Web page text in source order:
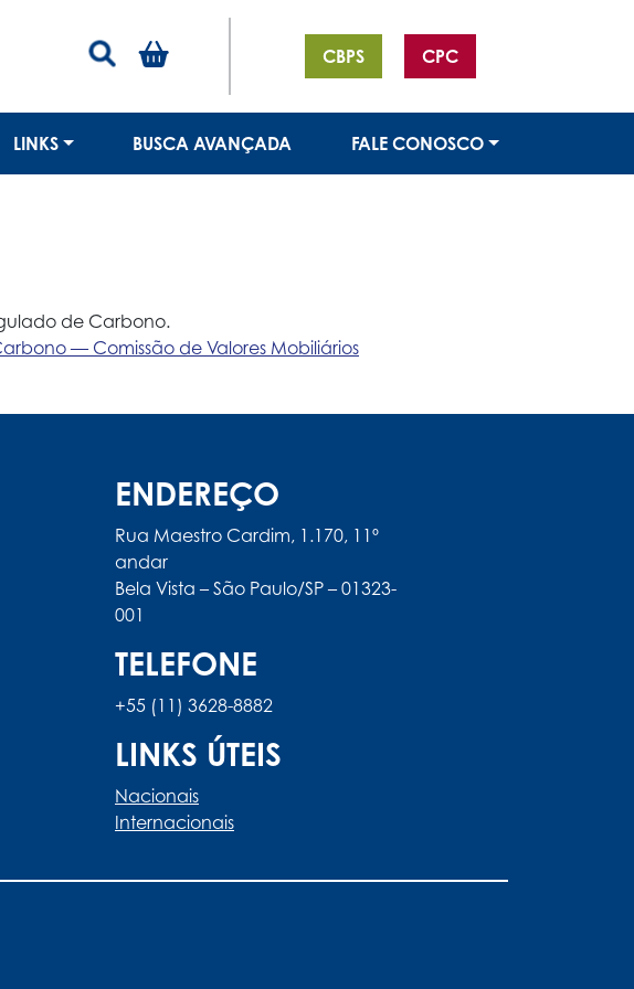
CBPS CPC
LINKS BUSCA AVANÇADA FALE CONOSCO
de Carbono.
— Comissão de Valores Mobiliários
ENDEREÇO
Rua Maestro Cardim, 1.170, 11º
andar
Bela Vista – São Paulo/SP – 01323-
001
TELEFONE
+55 (11) 3628-8882
LINKS ÚTEIS
Nacionais
Internacionais